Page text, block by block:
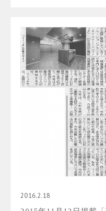
2016.2.18